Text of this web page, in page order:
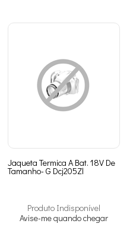
Jaqueta Termica A Bat. 18V De
Tamanho- G Dcj205Zl
Produto Indisponível
Avise-me quando chegar